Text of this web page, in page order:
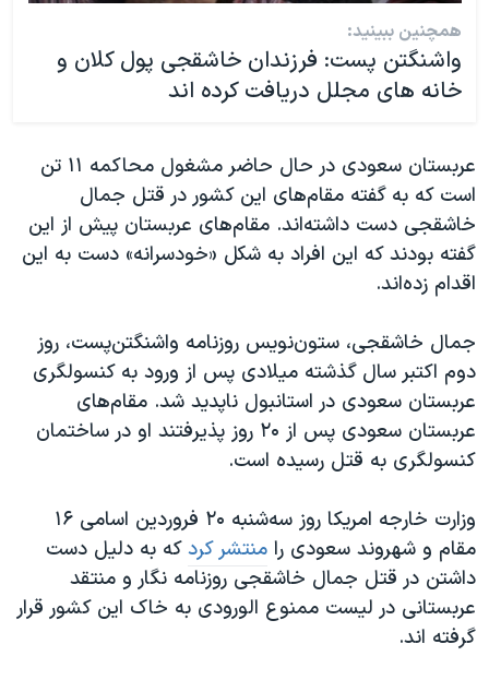
همچنین ببینید:
واشنگتن پست: فرزندان خاشقجی پول کلان و
خانه های مجلل دریافت کرده اند
عربستان سعودی در حال حاضر مشغول محاکمه ۱۱ تن
است که به گفته مقام‌های این کشور در قتل جمال
خاشقجی دست داشته‌اند. مقام‌های عربستان پیش از این
گفته بودند که این افراد به شکل «خودسرانه» دست به این
اقدام زده‌اند.
جمال خاشقجی، ستون‌نویس روزنامه واشنگتن‌پست، روز
دوم اکتبر سال گذشته میلادی پس از ورود به کنسولگری
عربستان سعودی در استانبول ناپدید شد. مقا‌م‌های
عربستان سعودی پس از ۲۰ روز پذیرفتند او در ساختمان
کنسولگری به قتل رسیده است.
وزارت خارجه امریکا روز سه‌شنبه ۲۰ فروردین اسامی ۱۶
مقام و شهروند سعودی را منتشر کردکه به دلیل دست
داشتن در قتل جمال خاشقجی روزنامه نگار و منتقد
عربستانی در لیست ممنوع الورودی به خاک این کشور قرار
گرفته اند.